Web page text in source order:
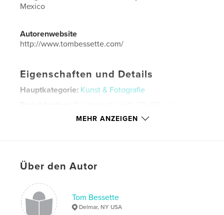
Mexico
Autorenwebsite
http://www.tombessette.com/
Eigenschaften und Details
Hauptkategorie: Kunst & Fotografie
156
SpracheEnglish
Schlüsselwörter
Mexico Photography ,
MEHR ANZEIGEN
Über den Autor
Tom Bessette
Delmar, NY USA